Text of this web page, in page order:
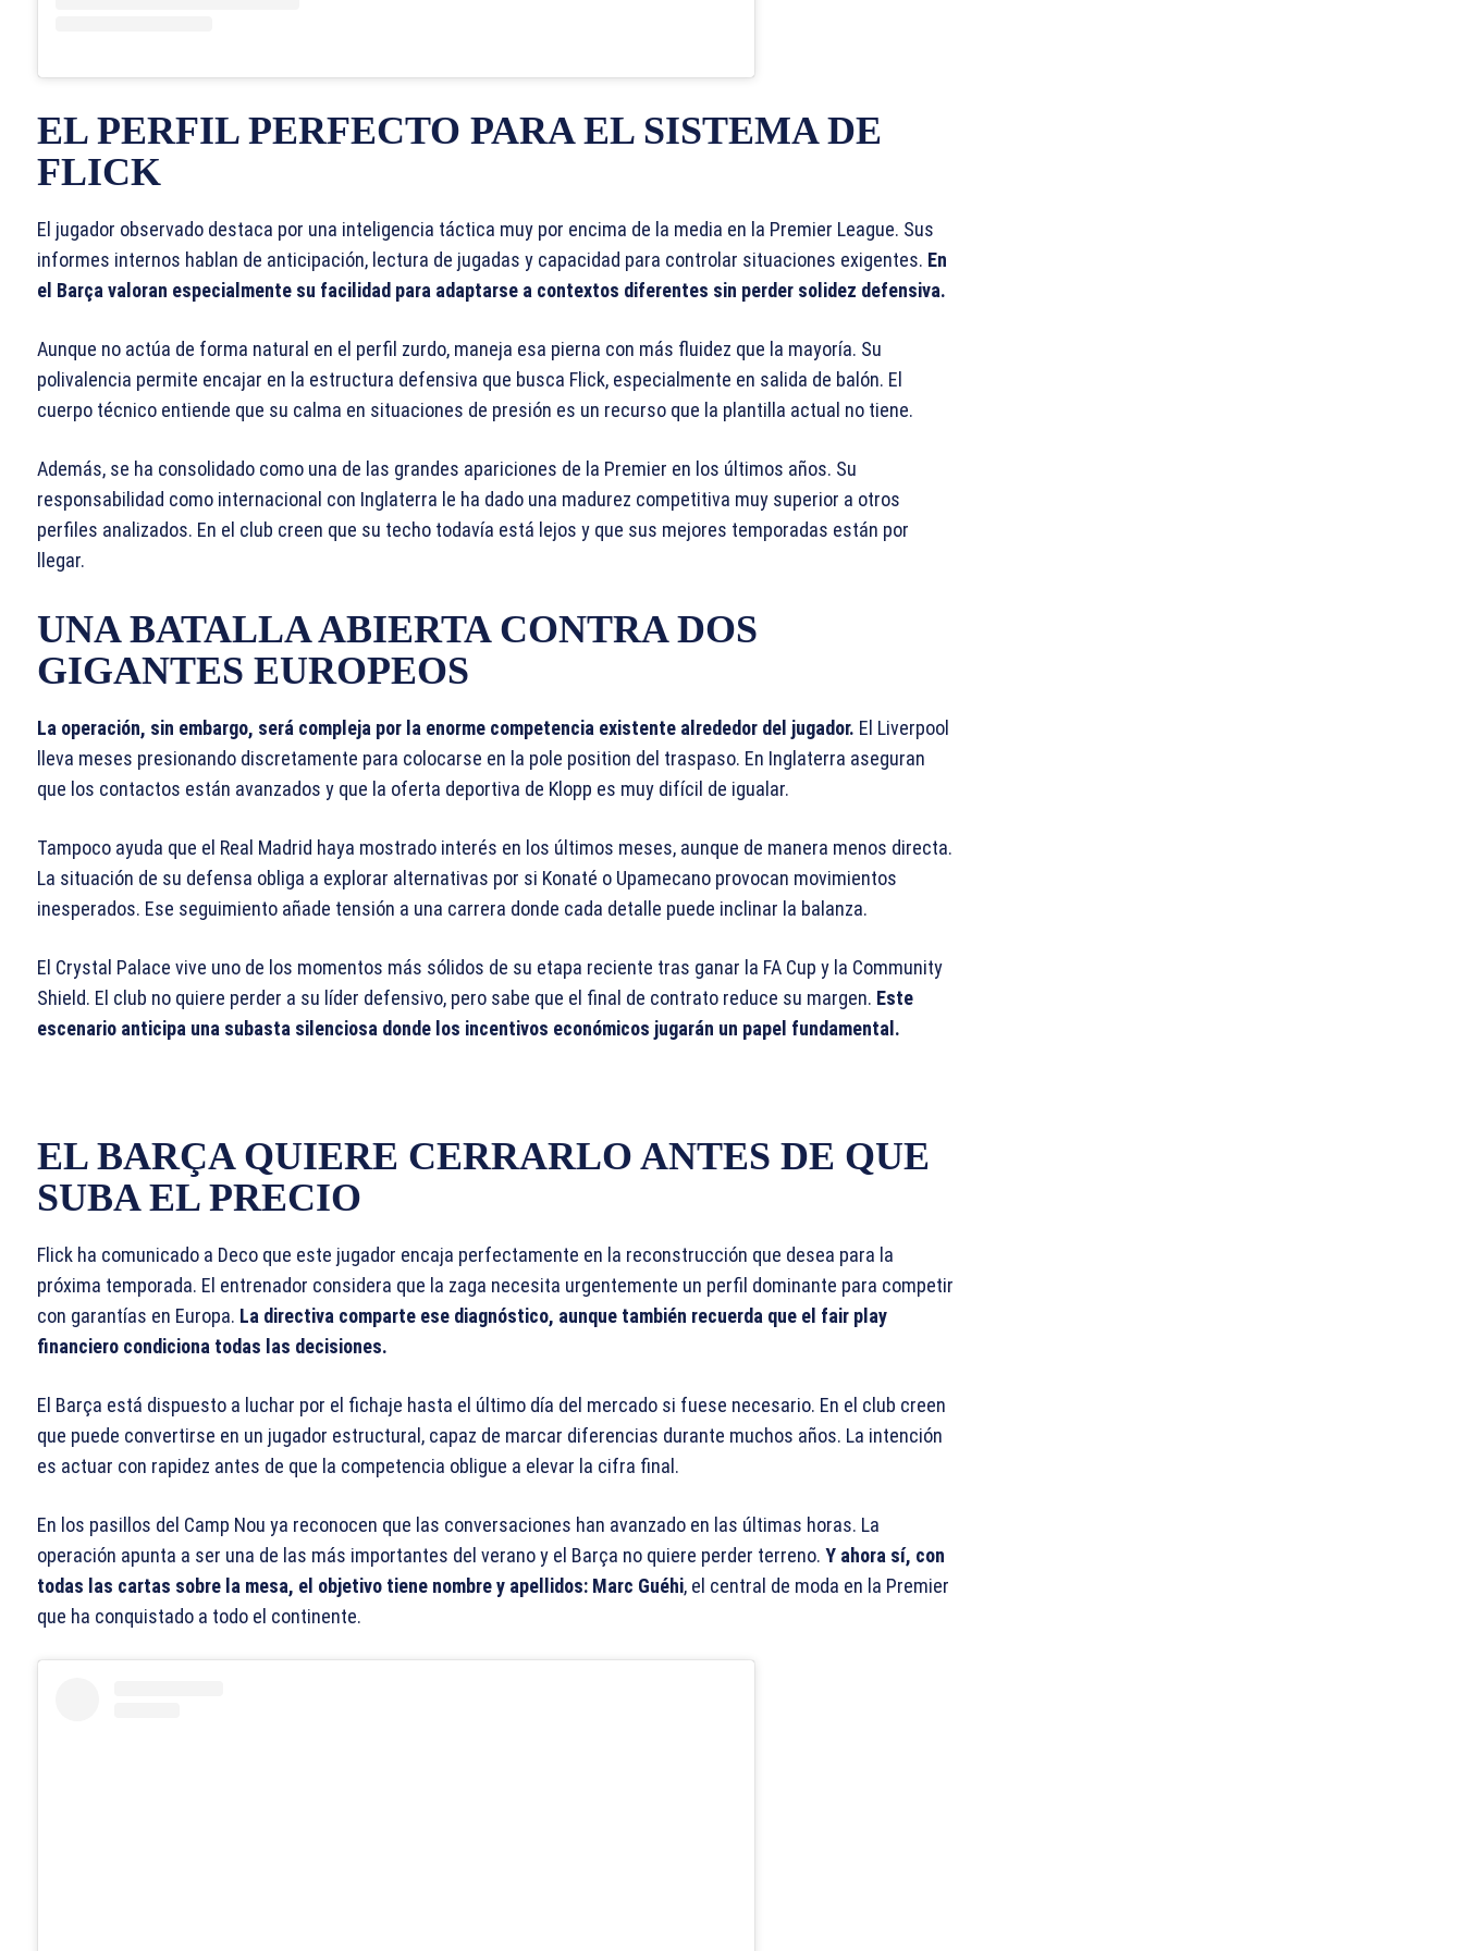
EL PERFIL PERFECTO PARA EL SISTEMA DE
FLICK
El jugador observado destaca por una inteligencia táctica muy por encima de la media en la Premier League. Sus
informes internos hablan de anticipación, lectura de jugadas y capacidad para controlar situaciones exigentes. En
el Barça valoran especialmente su facilidad para adaptarse a contextos diferentes sin perder solidez defensiva.
Aunque no actúa de forma natural en el perfil zurdo, maneja esa pierna con más fluidez que la mayoría. Su
polivalencia permite encajar en la estructura defensiva que busca Flick, especialmente en salida de balón. El
cuerpo técnico entiende que su calma en situaciones de presión es un recurso que la plantilla actual no tiene.
Además, se ha consolidado como una de las grandes apariciones de la Premier en los últimos años. Su
responsabilidad como internacional con Inglaterra le ha dado una madurez competitiva muy superior a otros
perfiles analizados. En el club creen que su techo todavía está lejos y que sus mejores temporadas están por
llegar.
UNA BATALLA ABIERTA CONTRA DOS
GIGANTES EUROPEOS
La operación, sin embargo, será compleja por la enorme competencia existente alrededor del jugador. El Liverpool
lleva meses presionando discretamente para colocarse en la pole position del traspaso. En Inglaterra aseguran
que los contactos están avanzados y que la oferta deportiva de Klopp es muy difícil de igualar.
Tampoco ayuda que el Real Madrid haya mostrado interés en los últimos meses, aunque de manera menos directa.
La situación de su defensa obliga a explorar alternativas por si Konaté o Upamecano provocan movimientos
inesperados. Ese seguimiento añade tensión a una carrera donde cada detalle puede inclinar la balanza.
El Crystal Palace vive uno de los momentos más sólidos de su etapa reciente tras ganar la FA Cup y la Community
Shield. El club no quiere perder a su líder defensivo, pero sabe que el final de contrato reduce su margen. Este
escenario anticipa una subasta silenciosa donde los incentivos económicos jugarán un papel fundamental.
EL BARÇA QUIERE CERRARLO ANTES DE QUE
SUBA EL PRECIO
Flick ha comunicado a Deco que este jugador encaja perfectamente en la reconstrucción que desea para la
próxima temporada. El entrenador considera que la zaga necesita urgentemente un perfil dominante para competir
con garantías en Europa. La directiva comparte ese diagnóstico, aunque también recuerda que el fair play
financiero condiciona todas las decisiones.
El Barça está dispuesto a luchar por el fichaje hasta el último día del mercado si fuese necesario. En el club creen
que puede convertirse en un jugador estructural, capaz de marcar diferencias durante muchos años. La intención
es actuar con rapidez antes de que la competencia obligue a elevar la cifra final.
En los pasillos del Camp Nou ya reconocen que las conversaciones han avanzado en las últimas horas. La
operación apunta a ser una de las más importantes del verano y el Barça no quiere perder terreno. Y ahora sí, con
todas las cartas sobre la mesa, el objetivo tiene nombre y apellidos: Marc Guéhi, el central de moda en la Premier
que ha conquistado a todo el continente.